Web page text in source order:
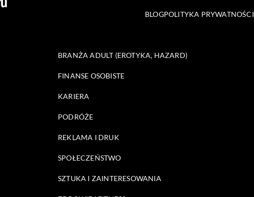
BLOGPOLITYKA PRYWATNOŚCI
BRANŻA ADULT (EROTYKA, HAZARD)
FINANSE OSOBISTE
KARIERA
PODRÓŻE
REKLAMA I DRUK
SPOŁECZEŃSTWO
SZTUKA I ZAINTERESOWANIA